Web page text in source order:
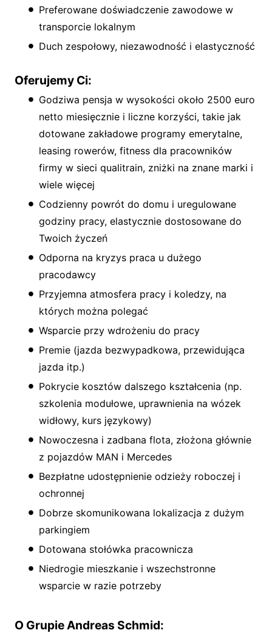
Preferowane doświadczenie zawodowe w
transporcie lokalnym
Duch zespołowy, niezawodność i elastyczność
Oferujemy Ci:
Godziwa pensja w wysokości około 2500 euro
netto miesięcznie i liczne korzyści, takie jak
dotowane zakładowe programy emerytalne,
leasing rowerów, fitness dla pracowników
firmy w sieci qualitrain, zniżki na znane marki i
wiele więcej
Codzienny powrót do domu i uregulowane
godziny pracy, elastycznie dostosowane do
Twoich życzeń
Odporna na kryzys praca u dużego
pracodawcy
Przyjemna atmosfera pracy i koledzy, na
których można polegać
Wsparcie przy wdrożeniu do pracy
Premie (jazda bezwypadkowa, przewidująca
jazda itp.)
Pokrycie kosztów dalszego kształcenia (np.
szkolenia modułowe, uprawnienia na wózek
widłowy, kurs językowy)
Nowoczesna i zadbana flota, złożona głównie
z pojazdów MAN i Mercedes
Bezpłatne udostępnienie odzieży roboczej i
ochronnej
Dobrze skomunikowana lokalizacja z dużym
parkingiem
Dotowana stołówka pracownicza
Niedrogie mieszkanie i wszechstronne
wsparcie w razie potrzeby
O Grupie Andreas Schmid: